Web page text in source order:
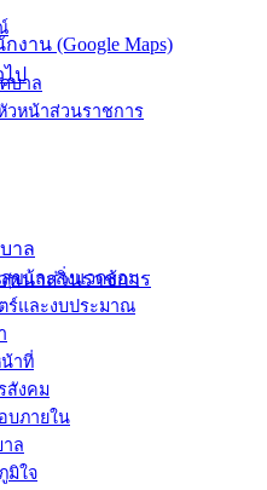
บาล
วหน้าส่วนราชการ
ขและสิ่งแวดล้อม
ร์และงบประมาณ
น้าที่
สังคม
บภายใน
ล
มิใจ
งาน (Google Maps)
ป
าล
หน้าส่วนราชการ
น. นายวินัย พ้นภัยพาล นายก
นางสังวรณ์ กระชั้น รอง
วหน้าส่วนราชการ ลงพื้นที่
กโลตัส) เนื่องจากมีการเกิด
ากน้ำที่ขังอยู่บนพื้นถนน ทำให้
ลา จะเร่งดำเนินการแก้ไขต่อ